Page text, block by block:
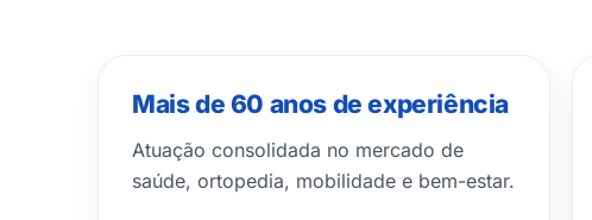
Mais de 60 anos de experiência
Atuação consolidada no mercado de
saúde, ortopedia, mobilidade e bem-estar.